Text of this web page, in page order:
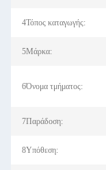
4Τόπος καταγωγής:
5Μάρκα:
6Όνομα τμήματος:
7Παράδοση:
8Υπόθεση: